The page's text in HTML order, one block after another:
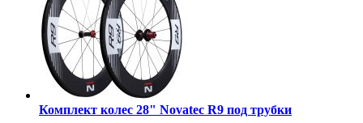
Комплект колес 28" Novatec R9 под трубки